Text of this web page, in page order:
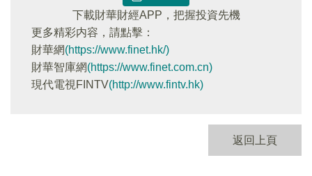
下載財華財經APP，把握投資先機
更多精彩内容，請點擊：
財華網(https://www.finet.hk/)
財華智庫網(https://www.finet.com.cn)
現代電視FINTV(http://www.fintv.hk)
返回上頁